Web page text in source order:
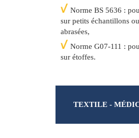
Norme BS 5636 :
sur petits échantillons
abrasées,
Norme G07-111 :
sur étoffes.
TEXTILE -